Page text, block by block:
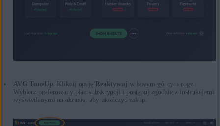
AVG TuneUp : Kliknij opcję Reaktywuj w lewym górnym rogu.
Wybierz preferowany plan subskrypcji i postępuj zgodnie z instrukcjami
wyświetlanymi na ekranie, aby ukończyć zakup.